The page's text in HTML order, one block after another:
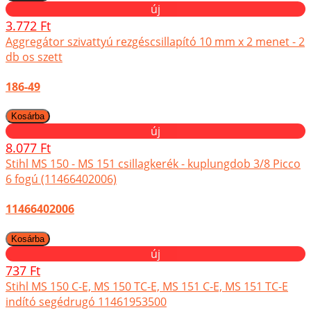
új
3.772 Ft
Aggregátor szivattyú rezgéscsillapító 10 mm x 2 menet - 2
db os szett
186-49
új
8.077 Ft
Stihl MS 150 - MS 151 csillagkerék - kuplungdob 3/8 Picco
6 fogú (11466402006)
11466402006
új
737 Ft
Stihl MS 150 C-E, MS 150 TC-E, MS 151 C-E, MS 151 TC-E
indító segédrugó 11461953500